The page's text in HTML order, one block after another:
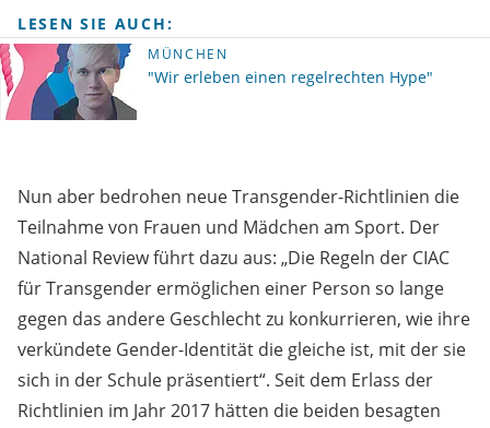
LESEN SIE AUCH:
MÜNCHEN
"Wir erleben einen regelrechten Hype"
Nun aber bedrohen neue Transgender-Richtlinien die
Teilnahme von Frauen und Mädchen am Sport. Der
National Review führt dazu aus: „Die Regeln der CIAC
für Transgender ermöglichen einer Person so lange
gegen das andere Geschlecht zu konkurrieren, wie ihre
verkündete Gender-Identität die gleiche ist, mit der sie
sich in der Schule präsentiert“. Seit dem Erlass der
Richtlinien im Jahr 2017 hätten die beiden besagten